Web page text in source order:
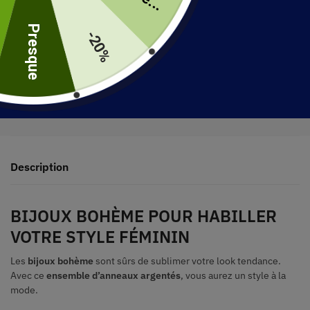
30 jours pour retourner votre produit
Expédié en 48 heures
Description
BIJOUX BOHÈME POUR HABILLER
VOTRE STYLE FÉMININ
Les bijoux bohème sont sûrs de sublimer votre look tendance.
Avec ce ensemble d’anneaux argentés, vous aurez un style à la
mode.
-20%
Presque